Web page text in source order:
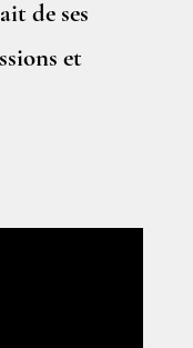
de ses
et